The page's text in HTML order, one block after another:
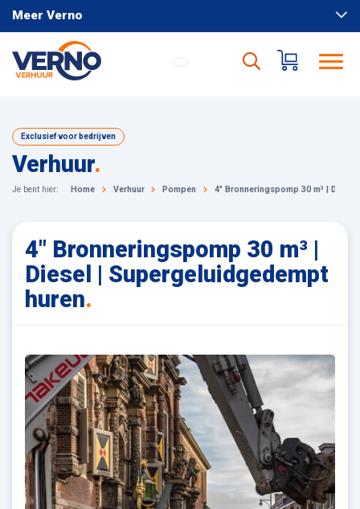
Meer Verno
Exclusief voor bedrijven
Verhuur.
Je bent hier: Home Verhuur Pompen 4" Bronneringspomp 30 m³ |
4" Bronneringspomp 30 m³ |
Diesel | Supergeluidgedempt
huren.